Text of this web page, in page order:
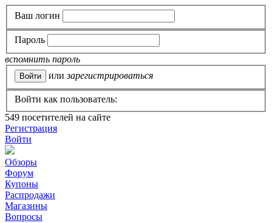
Ваш логин
Пароль
вспомнить пароль
или зарегистрироваться
Войти как пользователь:
549 посетителей на сайте
Регистрация
Войти
Обзоры
Форум
Купоны
Распродажи
Магазины
Вопросы